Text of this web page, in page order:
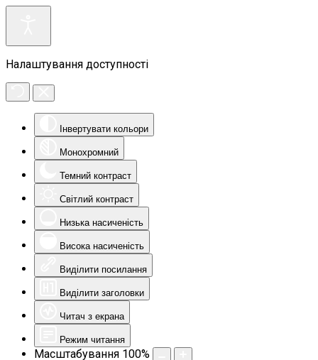
Налаштування доступності
Інвертувати кольори
Монохромний
Темний контраст
Світлий контраст
Низька насиченість
Висока насиченість
Виділити посилання
Виділити заголовки
Читач з екрана
Режим читання
Масштабування 100%